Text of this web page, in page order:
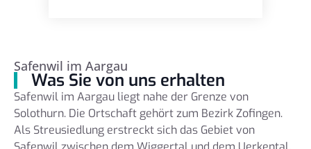
Safenwil im Aargau
Was Sie von uns erhalten
Safenwil im Aargau liegt nahe der Grenze von
Solothurn. Die Ortschaft gehört zum Bezirk Zofingen.
Als Streusiedlung erstreckt sich das Gebiet von